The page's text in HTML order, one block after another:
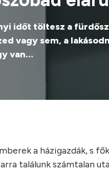
időt töltesz a
vagy sem, a
van…
a házigazdák, s
találunk számtalan